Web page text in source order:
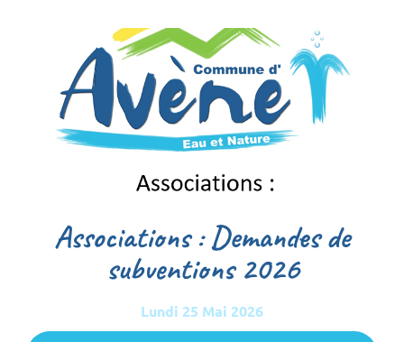
Associations : Demandes de
subventions 2026
Lundi 25 Mai 2026